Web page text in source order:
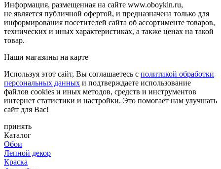
Информация, размещенная на сайте www.oboykin.ru,
не является публичной офертой, и предназначена только для
информирования посетителей сайта об ассортименте товаров,
технических и иных характеристиках, а также ценах на такой
товар.
Наши магазины на карте
Используя этот сайт, Вы соглашаетесь с политикой обработки
персональных данных и подтверждаете использование
файлов cookies и иных методов, средств и инструментов
интернет статистики и настройки. Это помогает нам улучшать
сайт для Вас!
принять
Каталог
Обои
Лепной декор
Краска